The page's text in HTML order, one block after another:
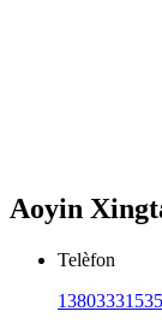
Aoyin
Telèfon
13803331535